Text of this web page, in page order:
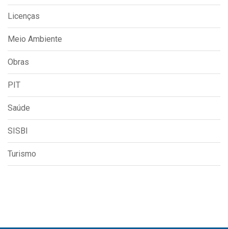
Licenças
Meio Ambiente
Obras
PIT
Saúde
SISBI
Turismo